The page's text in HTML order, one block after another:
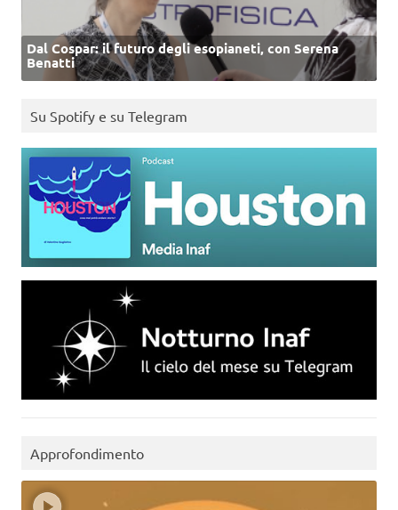
Dal Cospar: il futuro degli esopianeti, con Serena
Benatti
Su Spotify e su Telegram
Approfondimento